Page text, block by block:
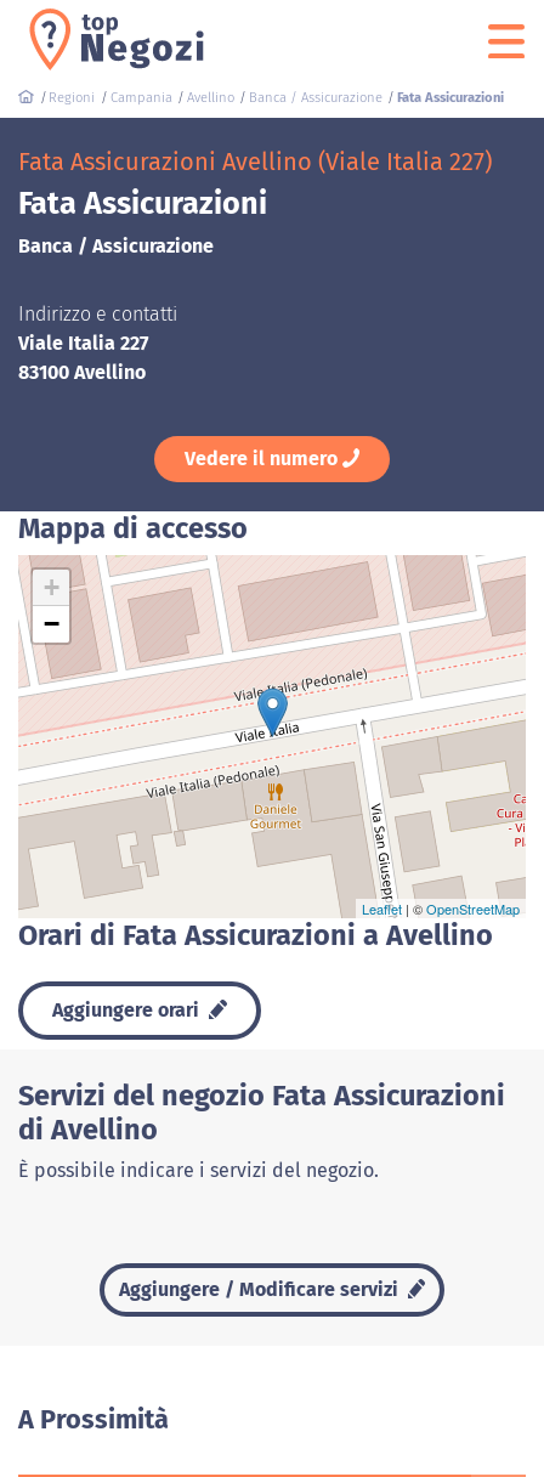
Regioni Campania Avellino Banca / Assicurazione Fata Assicurazioni
Fata Assicurazioni Avellino (Viale Italia 227)
Fata Assicurazioni
Banca / Assicurazione
Indirizzo e contatti
Viale Italia 227
83100 Avellino
Vedere il numero
Mappa di accesso
+
−
Leaflet | ©OpenStreetMap
Orari di Fata Assicurazioni a Avellino
Aggiungere orari
Servizi del negozio Fata Assicurazioni
di Avellino
È possibile indicare i servizi del negozio.
Aggiungere / Modificare servizi
A Prossimità